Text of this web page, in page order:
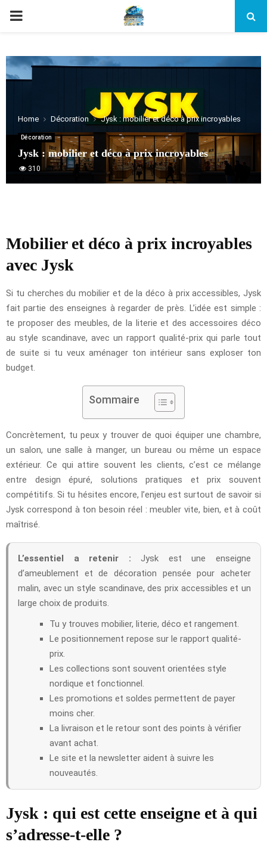
PRIMARY
Home Décoration Jysk : mobilier et déco à prix incroyables
Décoration
Jysk : mobilier et déco à prix incroyables
310
Mobilier et déco à prix incroyables
avec Jysk
Si tu cherches du mobilier et de la déco à prix accessibles, Jysk
fait partie des enseignes à regarder de près. L’idée est simple :
te proposer des meubles, de la literie et des accessoires déco
au style scandinave, avec un rapport qualité-prix qui parle tout
de suite si tu veux aménager ton intérieur sans exploser ton
budget.
Sommaire
Concrètement, tu peux y trouver de quoi équiper une chambre,
un salon, une salle à manger, un bureau ou même un espace
extérieur. Ce qui attire souvent les clients, c’est ce mélange
entre design épuré, solutions pratiques et prix souvent
compétitifs. Si tu hésites encore, l’enjeu est surtout de savoir si
Jysk correspond à ton besoin réel : meubler vite, bien, et à coût
maîtrisé.
L’essentiel a retenir : Jysk est une enseigne
d’ameublement et de décoration pensée pour acheter
malin, avec un style scandinave, des prix accessibles et un
large choix de produits.
Tu y trouves mobilier, literie, déco et rangement.
Le positionnement repose sur le rapport qualité-
prix.
Les collections sont souvent orientées style
nordique et fonctionnel.
Les promotions et soldes permettent de payer
moins cher.
La livraison et le retour sont des points à vérifier
avant achat.
Le site et la newsletter aident à suivre les
nouveautés.
Jysk : qui est cette enseigne et à qui
s’adresse-t-elle ?